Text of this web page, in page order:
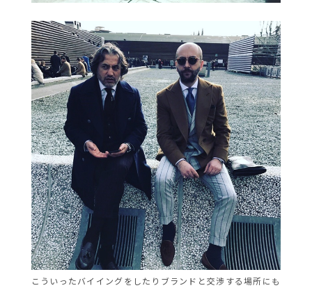
こういったバイイングをしたりブランドと交渉する場所にも